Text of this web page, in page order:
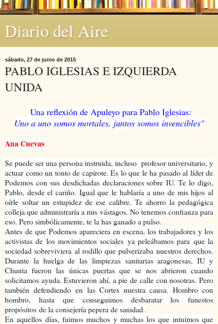
Diario del Aire
sábado, 27 de junio de 2015
PABLO IGLESIAS E IZQUIERDA
UNIDA
Una reflexión de Apuleyo para Pablo Iglesias:
Uno a uno somos mortales, juntos somos invencibles"
Ana Cuevas
Se puede ser una persona instruida, incluso profesor universitario, y
actuar como un tonto de capirote. Es lo que le ha pasado al líder de
Podemos con sus desdichadas declaraciones sobre IU. Te lo digo,
Pablo, desde el cariño. Igual que le hablaría a uno de mis hijos al
oírle soltar un estupidez de ese calibre. Te ahorro la pedagógica
colleja que administraría a mis vástagos. No tenemos confianza para
eso. Pero simbólicamente, te la has ganado a pulso.
Antes de que Podemos apareciera en escena, los trabajadores y los
activistas de los movimientos sociales ya peleábamos para que la
sociedad sobreviviera al rodillo que pulverizaba nuestros derechos.
Durante la huelga de las limpiezas sanitarias aragonesas, IU y
Chunta fueron las únicas puertas que se nos abrieron cuando
solicitamos ayuda. Estuvieron ahí, a pie de calle con nosotras. Pero
también defendiendo en las Cortes nuestra causa. Hombro con
hombro, hasta que conseguimos desbaratar los funestos
propósitos de la consejería pepera de sanidad.
En aquellos días, fuimos muchos y muchas los que intuimos que